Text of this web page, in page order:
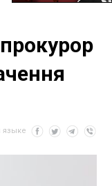
языке